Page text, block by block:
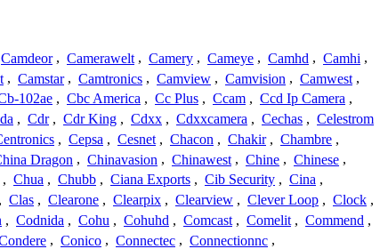
Camdeor , Camerawelt , Camery , Cameye , Camhd , Camhi ,
, Camstar , Camtronics , Camview , Camvision , Camwest ,
102ae , Cbc America , Cc Plus , Ccam , Ccd Ip Camera ,
, Cdr , Cdr King , Cdxx , Cdxxcamera , Cechas , Celestrom
, Cepsa , Cesnet , Chacon , Chakir , Chambre ,
Dragon , Chinavasion , Chinawest , Chine , Chinese ,
, Chua , Chubb , Ciana Exports , Cib Security , Cina ,
, Clas , Clearone , Clearpix , Clearview , Clever Loop , Clock ,
, Codnida , Cohu , Cohuhd , Comcast , Comelit , Commend ,
, Conico , Connectec , Connectionnc ,